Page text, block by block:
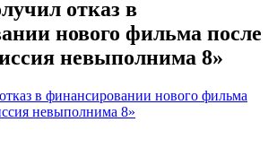
отказ в
нового фильма после
невыполнима 8»
в финансировании нового фильма
невыполнима 8»